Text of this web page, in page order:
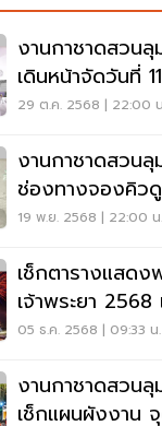
งานกาชาดสวน
เดินหน้าจัดวันที่
29 ต.ค. 2568 | 22:00
งานกาชาดสวน
ช่องทางจองคิว
19 พ.ย. 2568 | 22:00 น.
เช็กตารางแสด
เจ้าพระยา
05 ธ.ค. 2568 | 09:33 น.
งานกาชาดสวน
เช็กแผนผังงาน